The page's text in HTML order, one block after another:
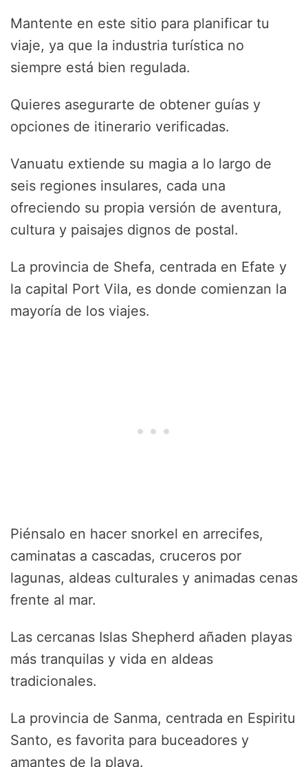
Mantente en este sitio para planificar tu
viaje, ya que la industria turística no
siempre está bien regulada.
Quieres asegurarte de obtener guías y
opciones de itinerario verificadas.
Vanuatu extiende su magia a lo largo de
seis regiones insulares, cada una
ofreciendo su propia versión de aventura,
cultura y paisajes dignos de postal.
La provincia de Shefa, centrada en Efate y
la capital Port Vila, es donde comienzan la
mayoría de los viajes.
Piénsalo en hacer snorkel en arrecifes,
caminatas a cascadas, cruceros por
lagunas, aldeas culturales y animadas cenas
frente al mar.
Las cercanas Islas Shepherd añaden playas
más tranquilas y vida en aldeas
tradicionales.
La provincia de Sanma, centrada en Espiritu
Santo, es favorita para buceadores y
amantes de la playa.